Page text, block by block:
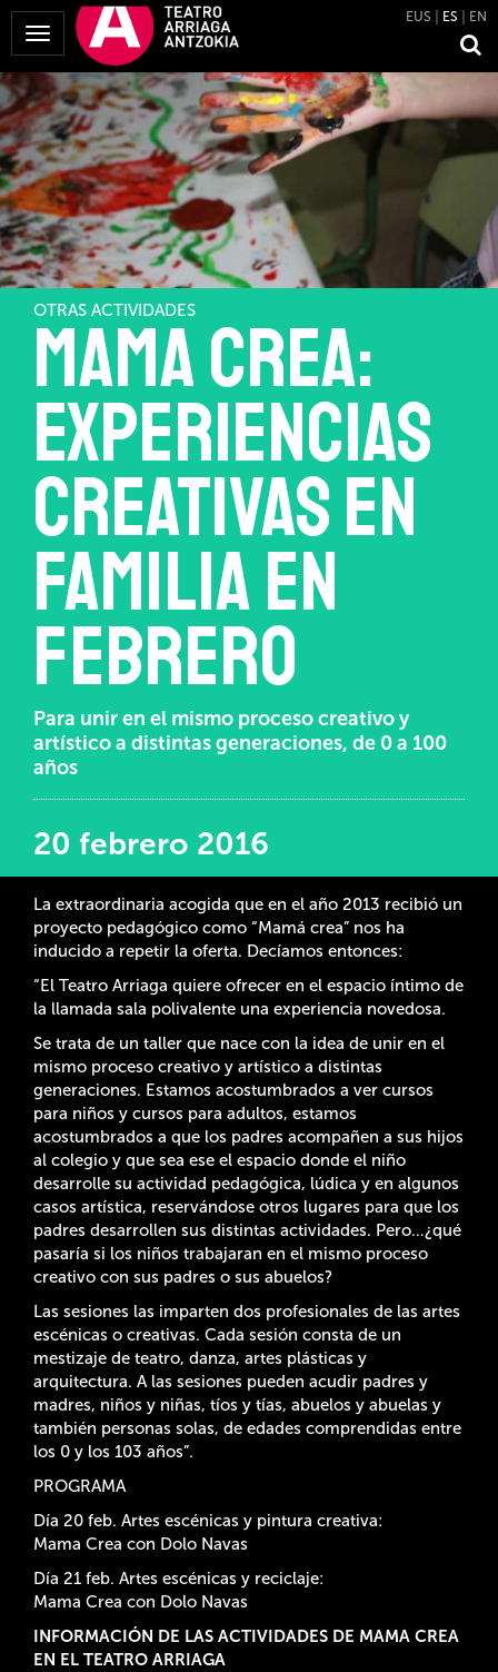
Mostrar
Menú
EUS ES EN
OTRAS ACTIVIDADES
Mama Crea:
Experiencias
creativas en
familia en
febrero
Para unir en el mismo proceso creativo y
artístico a distintas generaciones, de 0 a 100
años
20 febrero 2016
La extraordinaria acogida que en el año 2013 recibió un
proyecto pedagógico como “Mamá crea” nos ha
inducido a repetir la oferta. Decíamos entonces:
“El Teatro Arriaga quiere ofrecer en el espacio íntimo de
la llamada sala polivalente una experiencia novedosa.
Se trata de un taller que nace con la idea de unir en el
mismo proceso creativo y artístico a distintas
generaciones. Estamos acostumbrados a ver cursos
para niños y cursos para adultos, estamos
acostumbrados a que los padres acompañen a sus hijos
al colegio y que sea ese el espacio donde el niño
desarrolle su actividad pedagógica, lúdica y en algunos
casos artística, reservándose otros lugares para que los
padres desarrollen sus distintas actividades. Pero…¿qué
pasaría si los niños trabajaran en el mismo proceso
creativo con sus padres o sus abuelos?
Las sesiones las imparten dos profesionales de las artes
escénicas o creativas. Cada sesión consta de un
mestizaje de teatro, danza, artes plásticas y
arquitectura. A las sesiones pueden acudir padres y
madres, niños y niñas, tíos y tías, abuelos y abuelas y
también personas solas, de edades comprendidas entre
los 0 y los 103 años”.
PROGRAMA
Día 20 feb. Artes escénicas y pintura creativa:
Mama Crea con Dolo Navas
Día 21 feb. Artes escénicas y reciclaje:
Mama Crea con Dolo Navas
INFORMACIÓN DE LAS ACTIVIDADES DE MAMA CREA
EN EL TEATRO ARRIAGA